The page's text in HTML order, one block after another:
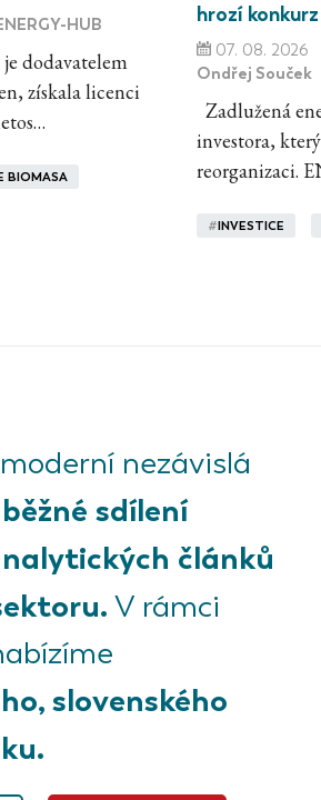
HUB
dodavatelem
získala licenci
BIOMASA
hrozí konkurz
07. 08. 2026
Ondřej Souček
Zadlužená
investora,
reorganizaci.
#INVESTICE
nezávislá
sdílení
článků
V rámci
slovenského